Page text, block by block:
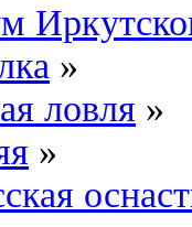
»
ловля »
»